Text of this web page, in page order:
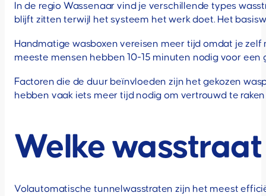
In de regio Wassenaar vind je verschillende types
blijft zitten terwijl het systeem het werk doet. Het
Handmatige wasboxen vereisen meer tijd omdat je
meeste mensen hebben 10-15 minuten nodig voor een
Factoren die de duur beïnvloeden zijn het gekozen
hebben vaak iets meer tijd nodig om vertrouwd te
Welke
Volautomatische tunnelwasstraten zijn het meest